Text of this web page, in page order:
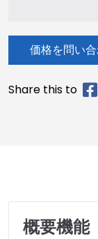
価格を問い
概要機能